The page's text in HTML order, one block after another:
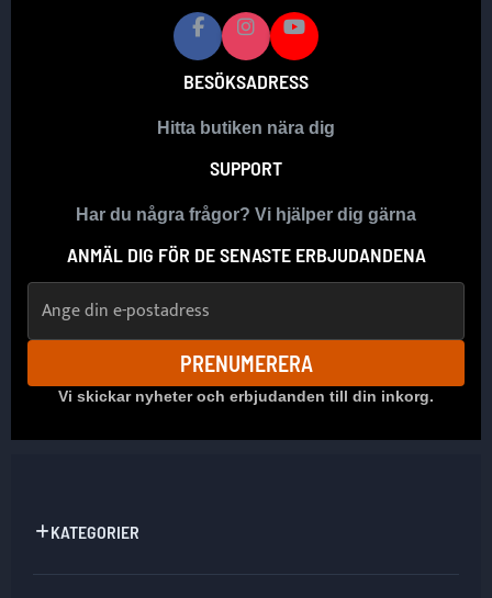
BESÖKSADRESS
Hitta butiken nära dig
SUPPORT
Har du några frågor? Vi hjälper dig gärna
ANMÄL DIG FÖR DE SENASTE ERBJUDANDENA
PRENUMERERA
Vi skickar nyheter och erbjudanden till din inkorg.
KATEGORIER